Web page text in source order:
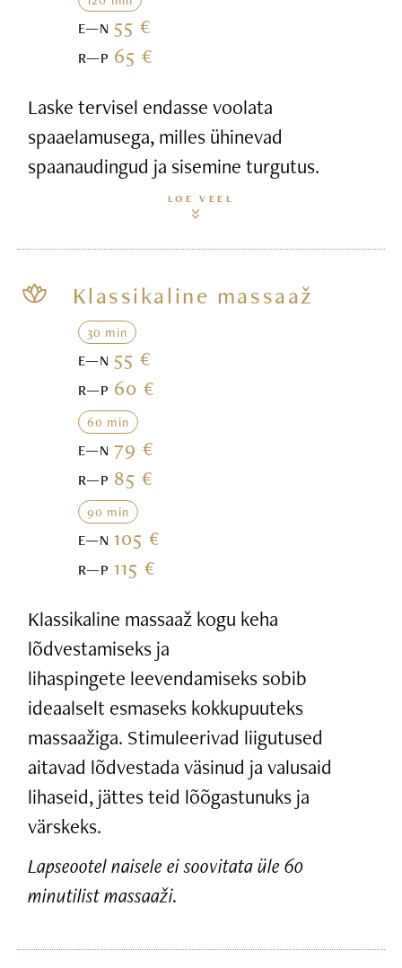
E—N 55 €
R—P 65 €
Laske tervisel endasse voolata
spaaelamusega, milles ühinevad
spaanaudingud ja sisemine turgutus.
LOE VEEL
Klassikaline massaaž
30 min
E—N 55 €
R—P 60 €
60 min
E—N 79 €
R—P 85 €
90 min
E—N105 €
R—P115 €
Klassikaline massaaž kogu keha
lõdvestamiseks ja
lihaspingete leevendamiseks sobib
ideaalselt esmaseks kokkupuuteks
massaažiga. Stimuleerivad liigutused
aitavad lõdvestada väsinud ja valusaid
lihaseid, jättes teid lõõgastunuks ja
värskeks.
Lapseootel naisele ei soovitata üle 60
minutilist massaaži.